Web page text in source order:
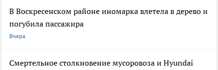
В Воскресенском районе иномарка влетела в дерево и
погубила пассажира
Вчера
Смертельное столкновение мусоровоза и Hyundai